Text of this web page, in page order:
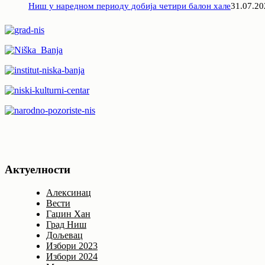
Ниш у наредном периоду добија четири балон хале
Актуелности
Алексинац
Вести
Гаџин Хан
Град Ниш
Дољевац
Избори 2023
Избори 2024